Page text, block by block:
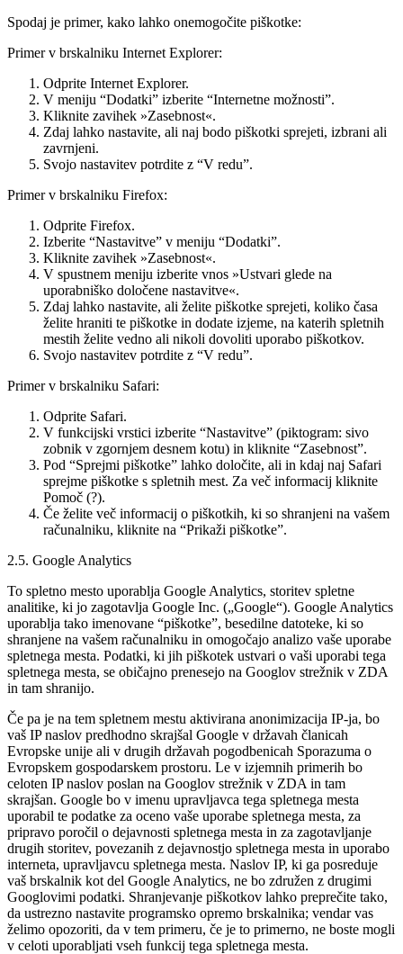
Spodaj je primer, kako lahko onemogočite piškotke:
Primer v brskalniku Internet Explorer:
Odprite Internet Explorer.
V meniju “Dodatki” izberite “Internetne možnosti”.
Kliknite zavihek »Zasebnost«.
Zdaj lahko nastavite, ali naj bodo piškotki sprejeti, izbrani ali
zavrnjeni.
Svojo nastavitev potrdite z “V redu”.
Primer v brskalniku Firefox:
Odprite Firefox.
Izberite “Nastavitve” v meniju “Dodatki”.
Kliknite zavihek »Zasebnost«.
V spustnem meniju izberite vnos »Ustvari glede na
uporabniško določene nastavitve«.
Zdaj lahko nastavite, ali želite piškotke sprejeti, koliko časa
želite hraniti te piškotke in dodate izjeme, na katerih spletnih
mestih želite vedno ali nikoli dovoliti uporabo piškotkov.
Svojo nastavitev potrdite z “V redu”.
Primer v brskalniku Safari:
Odprite Safari.
V funkcijski vrstici izberite “Nastavitve” (piktogram: sivo
zobnik v zgornjem desnem kotu) in kliknite “Zasebnost”.
Pod “Sprejmi piškotke” lahko določite, ali in kdaj naj Safari
sprejme piškotke s spletnih mest. Za več informacij kliknite
Pomoč (?).
Če želite več informacij o piškotkih, ki so shranjeni na vašem
računalniku, kliknite na “Prikaži piškotke”.
2.5. Google Analytics
To spletno mesto uporablja Google Analytics, storitev spletne
analitike, ki jo zagotavlja Google Inc. („Google“). Google Analytics
uporablja tako imenovane “piškotke”, besedilne datoteke, ki so
shranjene na vašem računalniku in omogočajo analizo vaše uporabe
spletnega mesta. Podatki, ki jih piškotek ustvari o vaši uporabi tega
spletnega mesta, se običajno prenesejo na Googlov strežnik v ZDA
in tam shranijo.
Če pa je na tem spletnem mestu aktivirana anonimizacija IP-ja, bo
vaš IP naslov predhodno skrajšal Google v državah članicah
Evropske unije ali v drugih državah pogodbenicah Sporazuma o
Evropskem gospodarskem prostoru. Le v izjemnih primerih bo
celoten IP naslov poslan na Googlov strežnik v ZDA in tam
skrajšan. Google bo v imenu upravljavca tega spletnega mesta
uporabil te podatke za oceno vaše uporabe spletnega mesta, za
pripravo poročil o dejavnosti spletnega mesta in za zagotavljanje
drugih storitev, povezanih z dejavnostjo spletnega mesta in uporabo
interneta, upravljavcu spletnega mesta. Naslov IP, ki ga posreduje
vaš brskalnik kot del Google Analytics, ne bo združen z drugimi
Googlovimi podatki. Shranjevanje piškotkov lahko preprečite tako,
da ustrezno nastavite programsko opremo brskalnika; vendar vas
želimo opozoriti, da v tem primeru, če je to primerno, ne boste mogli
v celoti uporabljati vseh funkcij tega spletnega mesta.